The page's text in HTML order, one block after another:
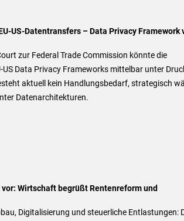
US-Datentransfers – Data Privacy Framework
zur Federal Trade Commission könnte die
US Data Privacy Frameworks mittelbar unter
aktuell kein Handlungsbedarf, strategisch
Datenarchitekturen.
Wirtschaft begrüßt Rentenreform und
Digitalisierung und steuerliche Entlastungen: